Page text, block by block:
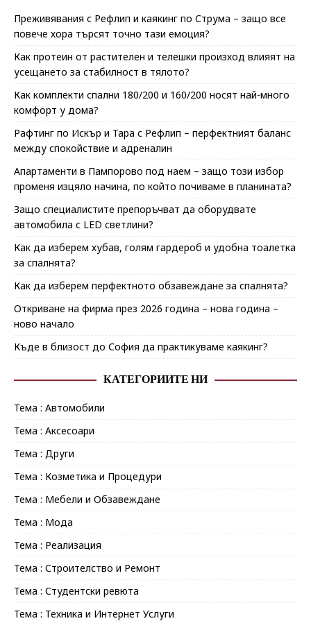
Преживявания с Рефлип и каякинг по Струма – защо все
повече хора търсят точно тази емоция?
Как протеин от растителен и телешки произход влияят на
усещането за стабилност в тялото?
Как комплекти спални 180/200 и 160/200 носят най-много
комфорт у дома?
Рафтинг по Искър и Тара с Рефлип – перфектният баланс
между спокойствие и адреналин
Апартаменти в Пампорово под наем – защо този избор
променя изцяло начина, по който почиваме в планината?
Защо специалистите препоръчват да оборудвате
автомобила с LED светлини?
Как да изберем хубав, голям гардероб и удобна тоалетка
за спалнята?
Как да изберем перфектното обзавеждане за спалнята?
Откриване на фирма през 2026 година – нова година –
ново начало
Къде в близост до София да практикуваме каякинг?
КАТЕГОРИИТЕ НИ
Тема : Автомобили
Тема : Аксесоари
Тема : Други
Тема : Козметика и Процедури
Тема : Мебели и Обзавеждане
Тема : Мода
Тема : Реализация
Тема : Строителство и Ремонт
Тема : Студентски ревюта
Тема : Техника и Интернет Услуги